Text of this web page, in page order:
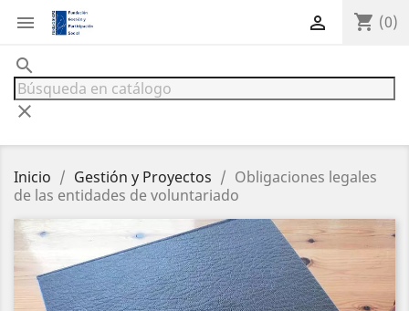
 shopping_cart (0)

search
clear
Inicio Gestión y Proyectos
Obligaciones legales
de las entidades de voluntariado